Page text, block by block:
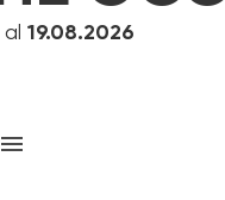
al 19.08.2026